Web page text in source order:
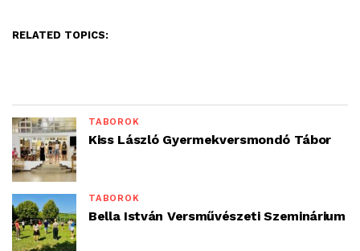
RELATED TOPICS:
TÁBOROK
Kiss László Gyermekversmondó Tábor
TÁBOROK
Bella István Versművészeti Szeminárium